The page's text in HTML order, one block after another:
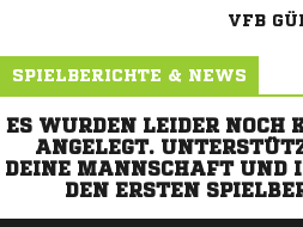
VFB
SPIELBERICHTE & NEWS
ES WURDEN LEIDER NOCH
ANGELEGT.
DEINE MANNSCHAFT UND
DEN ERSTEN